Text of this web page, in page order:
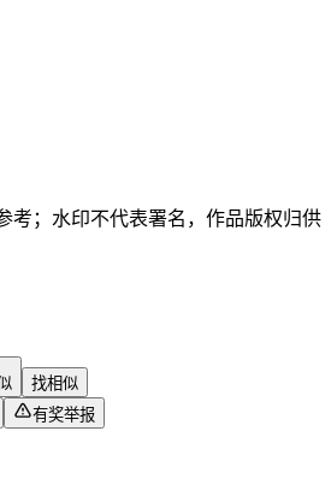
考；水印不代表署名，作品版权归供
找相似
有奖举报